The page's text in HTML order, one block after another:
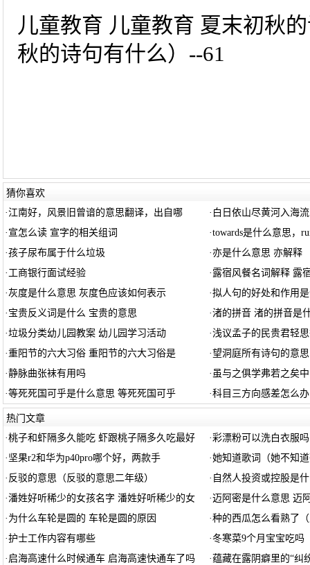
儿童教育 儿童教育 夏末初秋
秋的诗句有什么）--61
猜你喜欢
·江南好，风景旧曾谙的意思翻译，出自哪 · 白日依山尽黄河入海
· 宣怎么读 宣字的相关组词 ·towards是什么意思，
·孩子尿布属于什么垃圾 ·亦是什么意思 亦解释
· 工商银行面试经验 · 露宿风餐名词解释 露
·灰度是什么意思 灰度色应该如何表示 ·拟人句的好处和作用
· 宝贵反义词是什么 宝贵的意思 ·渚的拼音 渚的拼音是
·垃圾分类幼儿园教案 幼儿园学习活动 ·浅议孟子的民贵君轻
·重阳节的六大习俗 重阳节的六大习俗是 ·望洞庭所有诗句的意
·静脉曲张袜有用吗 · 虽与之俱学弗若之矣
·等死死国可乎是什么意思 等死死国可乎 ·科目三方向感差怎么
热门文章
·桃子和虾隔多久能吃 虾跟桃子隔多久吃最好 ·彩漂粉可以洗白衣服吗
· 坚果r2和华为p40pro哪个好，两款手 ·她知道歌词（她不知
· 反驳的意思（反驳的意思二年级） · 自然人投资或控股是
·潘姓好听稀少的女孩名字 潘姓好听稀少的女 ·迈阿密是什么意思 迈
· 为什么车轮是圆的 车轮是圆的原因 ·种的西瓜怎么看熟了
·护士工作内容有哪些 ·冬寒菜9个月宝宝吃吗
· 启海高速什么时候通车 启海高速快通车了吗 ·蕴藏在露阴癖里的“纠